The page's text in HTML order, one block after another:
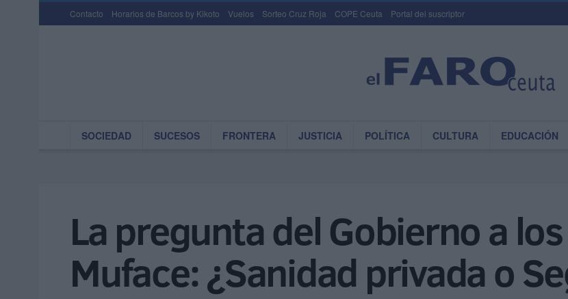
Contacto Horarios de Barcos by Kikoto Vuelos Sorteo Cruz Roja COPE Ceuta Portal del suscriptor
SOCIEDAD SUCESOS FRONTERA JUSTICIA POLÍTICA CULTURA EDUCACIÓN
La pregunta del Gobierno a
Muface: ¿Sanidad privada o